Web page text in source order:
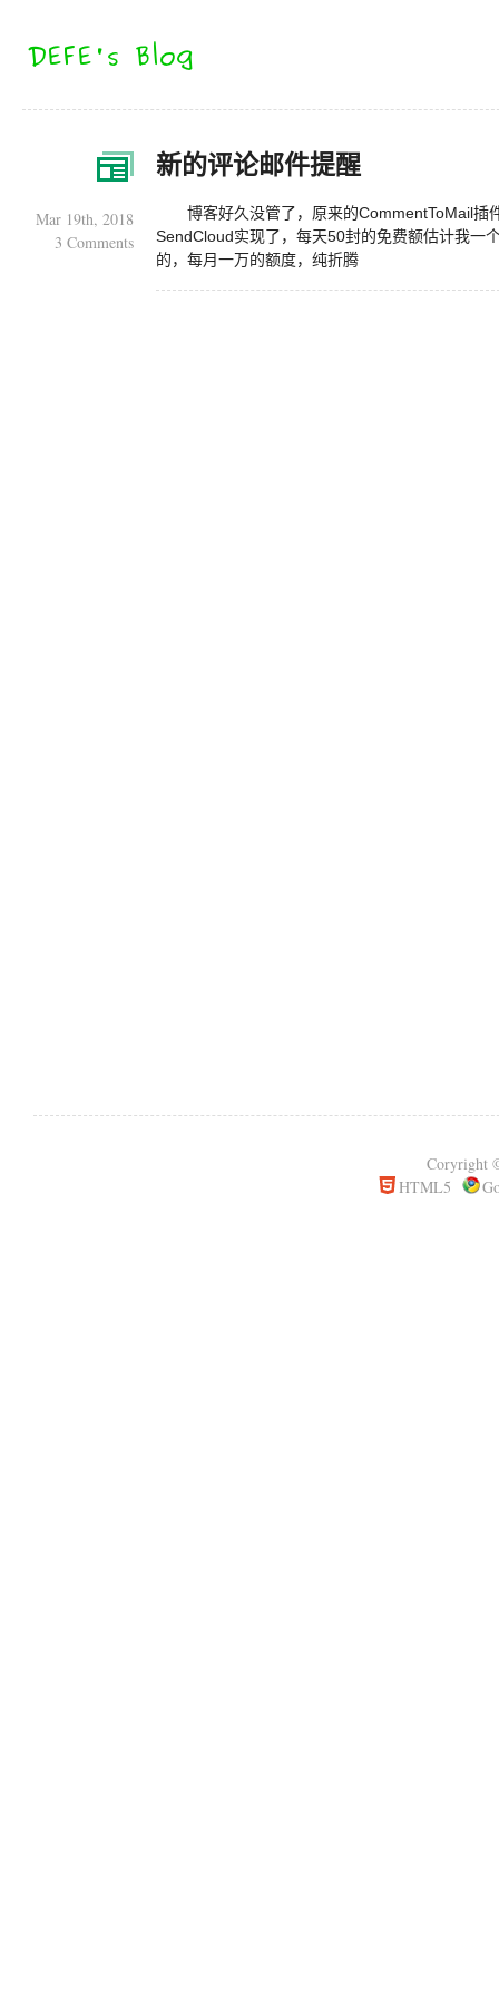
新的评论邮件提醒
Mar 19th, 2018
3 Comments
博客好久没管了，原来的CommentToMail插
SendCloud实现了，每天50封的免费额估计我一
的，每月一万的额度，纯折腾
Coryright
HTML5